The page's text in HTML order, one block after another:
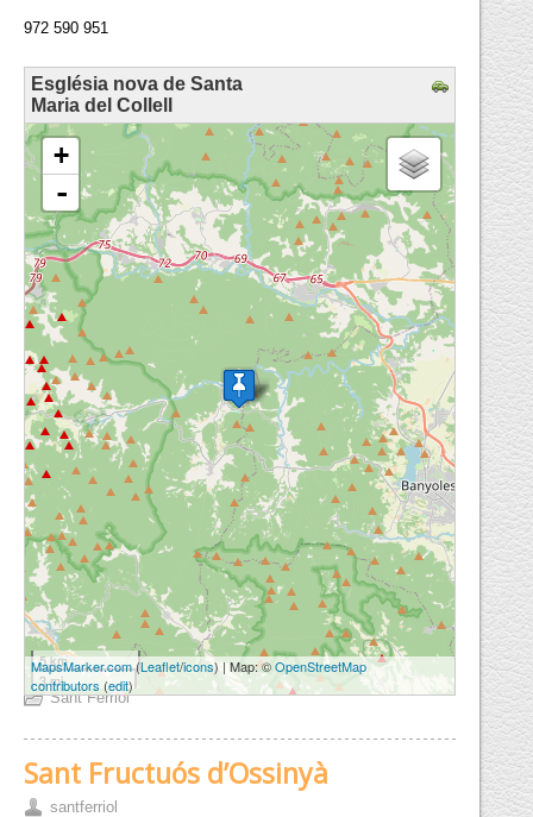
972 590 951
Església nova de Santa
Maria del Collell
loading map - please wait...
+
-
5 km
3 mi
MapsMarker.com(Leaflet/icons) | Map: ©OpenStreetMap
contributors (edit)
Sant Ferriol
Sant Fructuós d’Ossinyà
santferriol